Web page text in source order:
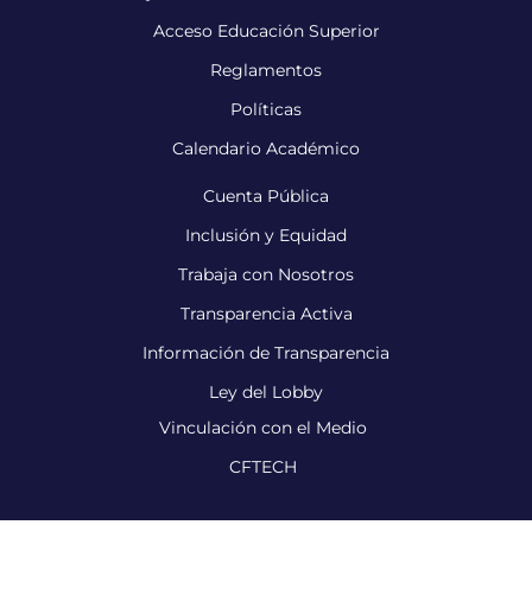
Acceso Educación Superior
Reglamentos
Políticas
Calendario Académico
Cuenta Pública
Inclusión y Equidad
Trabaja con Nosotros
Transparencia Activa
Información de Transparencia
Ley del Lobby
Vinculación con el Medio
CFTECH